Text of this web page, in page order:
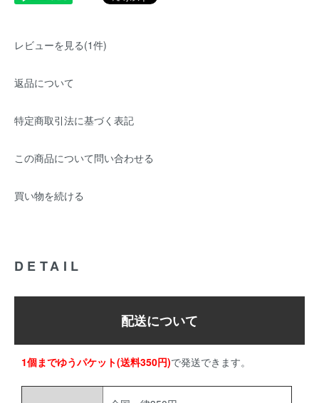
レビューを見る(1件)
返品について
特定商取引法に基づく表記
この商品について問い合わせる
買い物を続ける
DETAIL
配送について
1個までゆうパケット(送料350円)で発送できます。